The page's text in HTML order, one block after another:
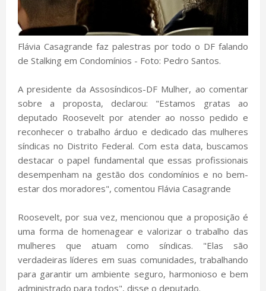
Flávia Casagrande faz palestras por todo o DF falando
de Stalking em Condomínios - Foto: Pedro Santos.
A presidente da Assosíndicos-DF Mulher, ao comentar
sobre a proposta, declarou: "Estamos gratas ao
deputado Roosevelt por atender ao nosso pedido e
reconhecer o trabalho árduo e dedicado das mulheres
síndicas no Distrito Federal. Com esta data, buscamos
destacar o papel fundamental que essas profissionais
desempenham na gestão dos condomínios e no bem-
estar dos moradores", comentou Flávia Casagrande
Roosevelt, por sua vez, mencionou que a proposição é
uma forma de homenagear e valorizar o trabalho das
mulheres que atuam como síndicas. "Elas são
verdadeiras líderes em suas comunidades, trabalhando
para garantir um ambiente seguro, harmonioso e bem
administrado para todos", disse o deputado.